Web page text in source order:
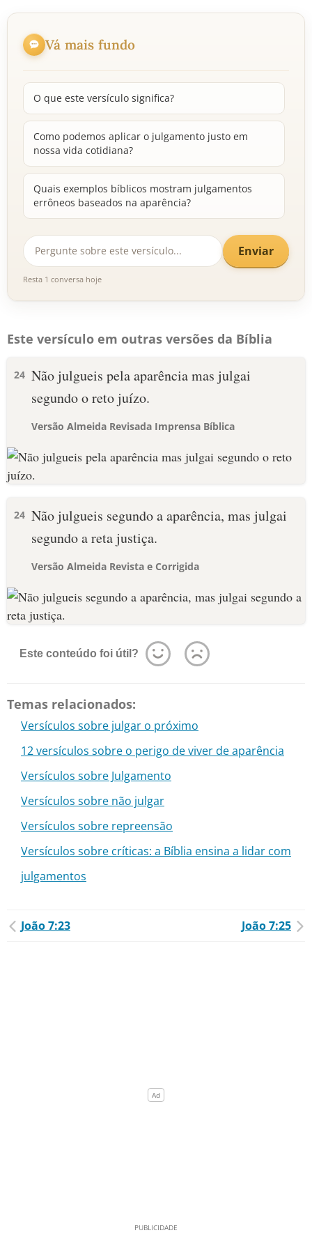
Vá mais fundo
O que este versículo significa?
Como podemos aplicar o julgamento justo em
nossa vida cotidiana?
Quais exemplos bíblicos mostram julgamentos
errôneos baseados na aparência?
Enviar
Resta 1 conversa hoje
Este versículo em outras versões da Bíblia
24 Não julgueis pela aparência mas julgai
segundo o reto juízo.
Versão Almeida Revisada Imprensa Bíblica
24 Não julgueis segundo a aparência, mas julgai
segundo a reta justiça.
Versão Almeida Revista e Corrigida
Este conteúdo foi útil?
Temas relacionados:
Versículos sobre julgar o próximo
12 versículos sobre o perigo de viver de aparência
Versículos sobre Julgamento
Versículos sobre não julgar
Versículos sobre repreensão
Versículos sobre críticas: a Bíblia ensina a lidar com
julgamentos
João 7:23 João 7:25